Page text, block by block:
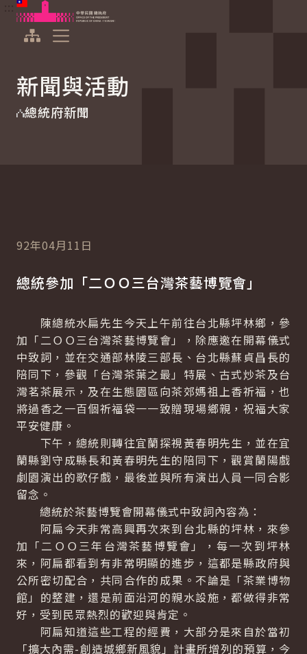
跳到主要內容
中華民國總統府
新聞與活動
總統府新聞
92年04月11日
總統參加「二ＯＯ三台灣茶藝博覽會」
陳總統水扁先生今天上午前往台北縣坪林鄉，參
加「二ＯＯ三台灣茶藝博覽會」，除應邀在開幕儀式
中致詞，並在交通部林陵三部長、台北縣蘇貞昌長的
陪同下，參觀「台灣茶葉之最」特展、古式炒茶及台
灣茗茶展示，及在生態園區向茶郊媽祖上香祈福，也
將過香之一百個祈福袋一一致贈現場鄉親，祝福大家
平安健康。
下午，總統則轉往宜蘭探視黃春明先生，並在宜
蘭縣劉守成縣長和黃春明先生的陪同下，觀賞蘭陽戲
劇園演出的歌仔戲，最後並與所有演出人員一同合影
留念。
總統於茶藝博覽會開幕儀式中致詞內容為：
阿扁今天非常高興再次來到台北縣的坪林，來參
加「二ＯＯ三年台灣茶藝博覽會」，每一次到坪林
來，阿扁都看到有非常明顯的進步，這都是縣政府與
公所密切配合，共同合作的成果。不論是「茶業博物
館」的整建，還是前面沿河的親水設施，都做得非常
好，受到民眾熱烈的歡迎與肯定。
阿扁知道這些工程的經費，大部分是來自於當初
「擴大內需-創造城鄉新風貌」計畫所增列的預算，今